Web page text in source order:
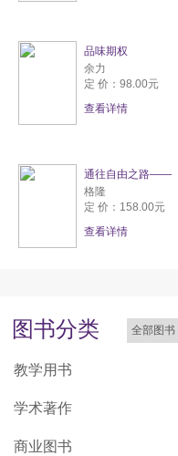
品味期权
余力
定 价：98.00元
查看详情
通往自由之路——
格隆
定 价：158.00元
查看详情
图书分类 全部图书
教学用书
学术著作
商业图书